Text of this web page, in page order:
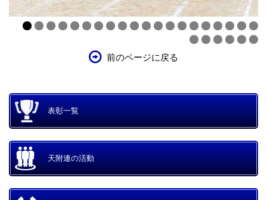
前のページに戻る
表彰一覧
天附連の活動